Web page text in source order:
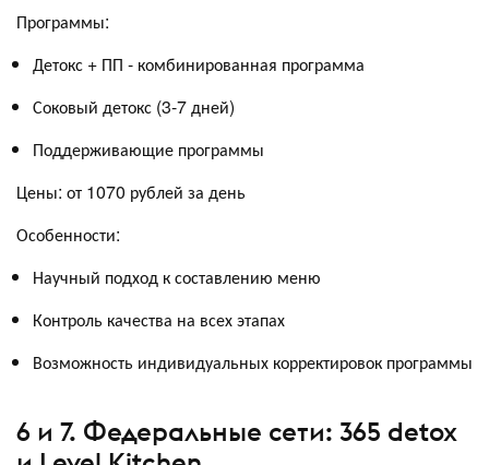
Программы:
Детокс + ПП - комбинированная программа
Соковый детокс (3-7 дней)
Поддерживающие программы
Цены: от 1070 рублей за день
Особенности:
Научный подход к составлению меню
Контроль качества на всех этапах
Возможность индивидуальных корректировок программы
6 и 7. Федеральные сети: 365 detox